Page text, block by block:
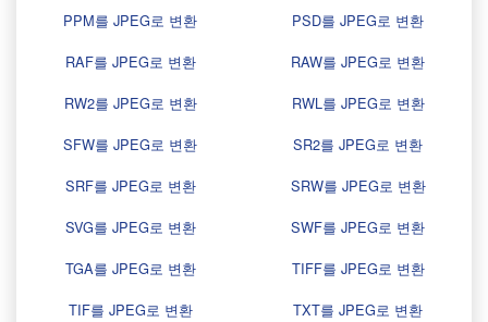
PPM를 JPEG로 변환
PSD를 JPEG로 변환
RAF를 JPEG로 변환
RAW를 JPEG로 변환
RW2를 JPEG로 변환
RWL를 JPEG로 변환
SFW를 JPEG로 변환
SR2를 JPEG로 변환
SRF를 JPEG로 변환
SRW를 JPEG로 변환
SVG를 JPEG로 변환
SWF를 JPEG로 변환
TGA를 JPEG로 변환
TIFF를 JPEG로 변환
TIF를 JPEG로 변환
TXT를 JPEG로 변환